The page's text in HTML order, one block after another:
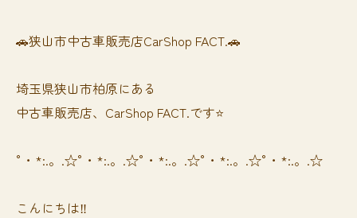
🚗狭山市中古車販売店CarShop FACT.🚗
埼玉県狭山市柏原にある
中古車販売店、CarShop FACT.です⭐️
°・*:.。.☆°・*:.。.☆°・*:.。.☆°・*:.。.☆°・*:.。.☆
こんにちは‼️